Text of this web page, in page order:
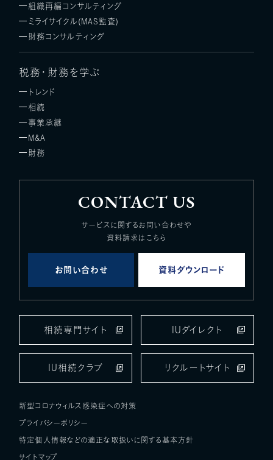
組織再編コンサルティング
ミライサイクル(MAS監査)
財務コンサルティング
税務・財務を学ぶ
トレンド
相続
事業承継
M&A
財務
CONTACT US
サービスに関するお問い合わせや
資料請求はこちら
お問い合わせ 資料ダウンロード
相続専門サイト IUダイレクト
IU相続クラブ リクルートサイト
新型コロナウィルス感染症への対策
プライバシーポリシー
特定個人情報などの適正な取扱いに関する基本方針
サイトマップ